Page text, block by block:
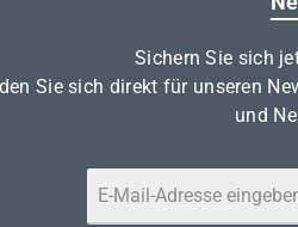
Sichern Sie sich
Sie sich direkt für unseren
und